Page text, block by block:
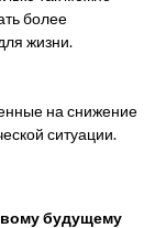
более
жизни.
на снижение
ситуации.
будущему